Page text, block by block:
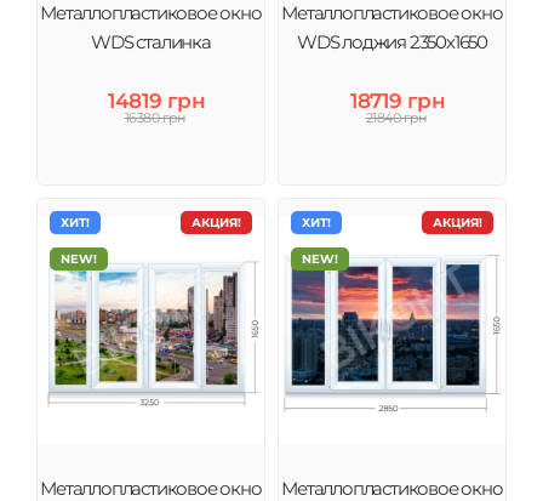
Металлопластиковое окно
WDS сталинка
14819 грн
16380 грн
Металлопластиковое окно
WDS лоджия 2350х1650
18719 грн
21840 грн
АКЦИЯ!
ХИТ!
NEW!
Металлопластиковое окно
АКЦИЯ!
ХИТ!
NEW!
Металлопластиковое окно